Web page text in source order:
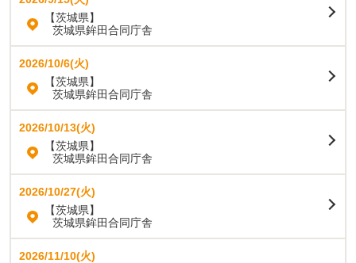
【茨城県】
茨城県鉾田合同庁舎
2026/10/6(火)
【茨城県】
茨城県鉾田合同庁舎
2026/10/13(火)
【茨城県】
茨城県鉾田合同庁舎
2026/10/27(火)
【茨城県】
茨城県鉾田合同庁舎
2026/11/10(火)